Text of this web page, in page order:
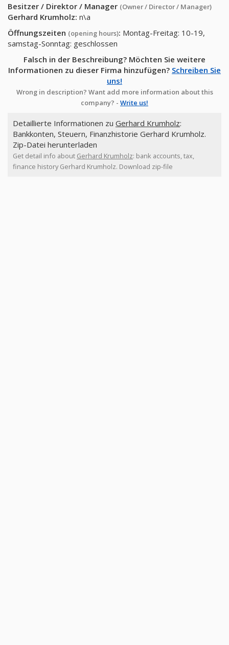
Besitzer / Direktor / Manager (Owner / Director / Manager)
Gerhard Krumholz: n\a
Öffnungszeiten (opening hours): Montag-Freitag: 10-19,
samstag-Sonntag: geschlossen
Falsch in der Beschreibung? Möchten Sie weitere
Informationen zu dieser Firma hinzufügen? Schreiben Sie
uns!
Wrong in description? Want add more information about this
company? - Write us!
Detaillierte Informationen zu Gerhard Krumholz:
Bankkonten, Steuern, Finanzhistorie Gerhard Krumholz.
Zip-Datei herunterladen
Get detail info about Gerhard Krumholz: bank accounts, tax,
finance history Gerhard Krumholz. Download zip-file